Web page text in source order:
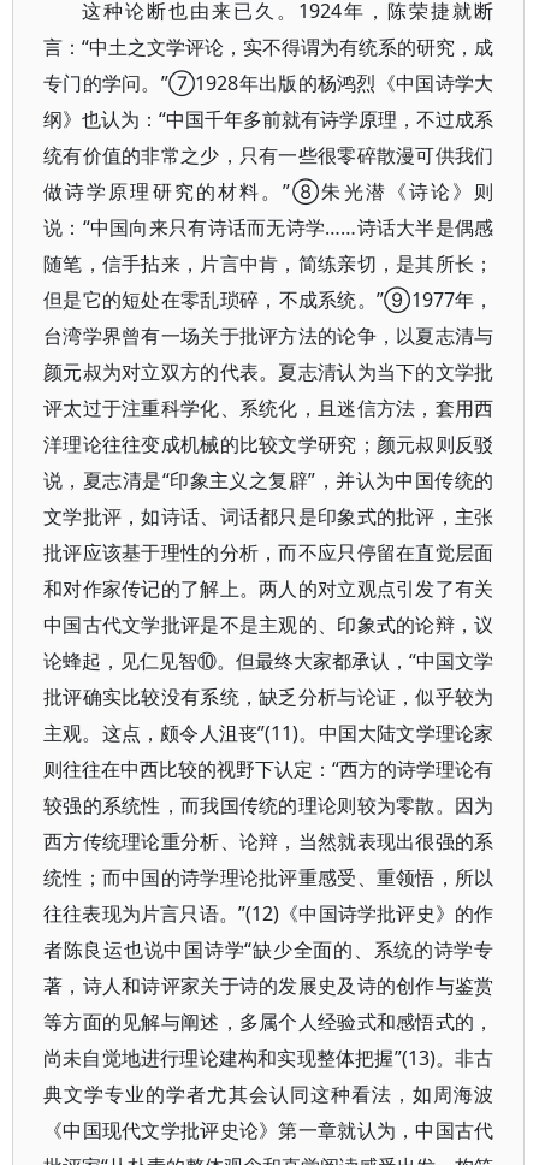
这种论断也由来已久。1924年，陈荣捷就断
言：“中土之文学评论，实不得谓为有统系的研究，成
专门的学问。”⑦1928年出版的杨鸿烈《中国诗学大
纲》也认为：“中国千年多前就有诗学原理，不过成系
统有价值的非常之少，只有一些很零碎散漫可供我们
做诗学原理研究的材料。”⑧朱光潜《诗论》则
说：“中国向来只有诗话而无诗学……诗话大半是偶感
随笔，信手拈来，片言中肯，简练亲切，是其所长；
但是它的短处在零乱琐碎，不成系统。”⑨1977年，
台湾学界曾有一场关于批评方法的论争，以夏志清与
颜元叔为对立双方的代表。夏志清认为当下的文学批
评太过于注重科学化、系统化，且迷信方法，套用西
洋理论往往变成机械的比较文学研究；颜元叔则反驳
说，夏志清是“印象主义之复辟”，并认为中国传统的
文学批评，如诗话、词话都只是印象式的批评，主张
批评应该基于理性的分析，而不应只停留在直觉层面
和对作家传记的了解上。两人的对立观点引发了有关
中国古代文学批评是不是主观的、印象式的论辩，议
论蜂起，见仁见智⑩。但最终大家都承认，“中国文学
批评确实比较没有系统，缺乏分析与论证，似乎较为
主观。这点，颇令人沮丧”(11)。中国大陆文学理论家
则往往在中西比较的视野下认定：“西方的诗学理论有
较强的系统性，而我国传统的理论则较为零散。因为
西方传统理论重分析、论辩，当然就表现出很强的系
统性；而中国的诗学理论批评重感受、重领悟，所以
往往表现为片言只语。”(12)《中国诗学批评史》的作
者陈良运也说中国诗学“缺少全面的、系统的诗学专
著，诗人和诗评家关于诗的发展史及诗的创作与鉴赏
等方面的见解与阐述，多属个人经验式和感悟式的，
尚未自觉地进行理论建构和实现整体把握”(13)。非古
典文学专业的学者尤其会认同这种看法，如周海波
《中国现代文学批评史论》第一章就认为，中国古代